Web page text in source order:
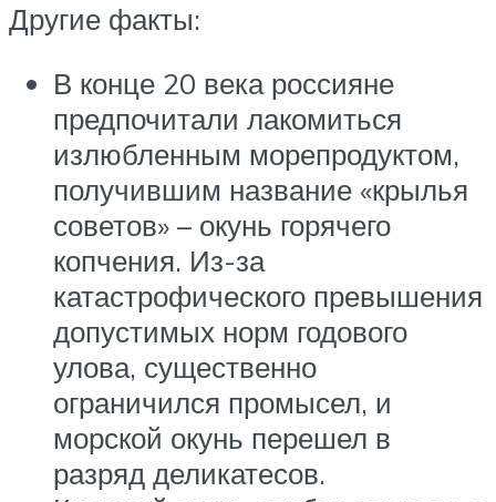
Другие факты:
В конце 20 века россияне
предпочитали лакомиться
излюбленным морепродуктом,
получившим название «крылья
советов» – окунь горячего
копчения. Из-за
катастрофического превышения
допустимых норм годового
улова, существенно
ограничился промысел, и
морской окунь перешел в
разряд деликатесов.